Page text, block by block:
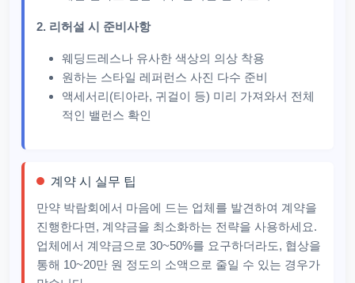
2. 리허설 시 준비사항
웨딩드레스나 유사한 색상의 의상 착용
원하는 스타일 레퍼런스 사진 다수 준비
액세서리(티아라, 귀걸이 등) 미리 가져와서 전체
적인 밸런스 확인
계약 시 실무 팁
만약 박람회에서 마음에 드는 업체를 발견하여 계약을
진행한다면, 계약금을 최소화하는 전략을 사용하세요.
업체에서 계약금으로 30~50%를 요구하더라도, 협상을
통해 10~20만 원 정도의 소액으로 줄일 수 있는 경우가